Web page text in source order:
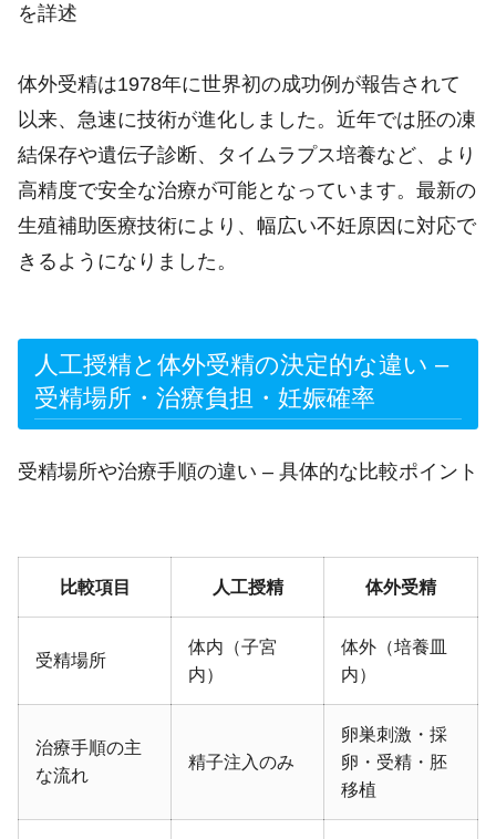
を詳述
体外受精は1978年に世界初の成功例が報告されて
以来、急速に技術が進化しました。近年では胚の凍
結保存や遺伝子診断、タイムラプス培養など、より
高精度で安全な治療が可能となっています。最新の
生殖補助医療技術により、幅広い不妊原因に対応で
きるようになりました。
人工授精と体外受精の決定的な違い –
受精場所・治療負担・妊娠確率
受精場所や治療手順の違い – 具体的な比較ポイント
比較項目 人工授精 体外受精
受精場所
体内（子宮
内）
体外（培養皿
内）
治療手順の主
な流れ
精子注入のみ
卵巣刺激・採
卵・受精・胚
移植